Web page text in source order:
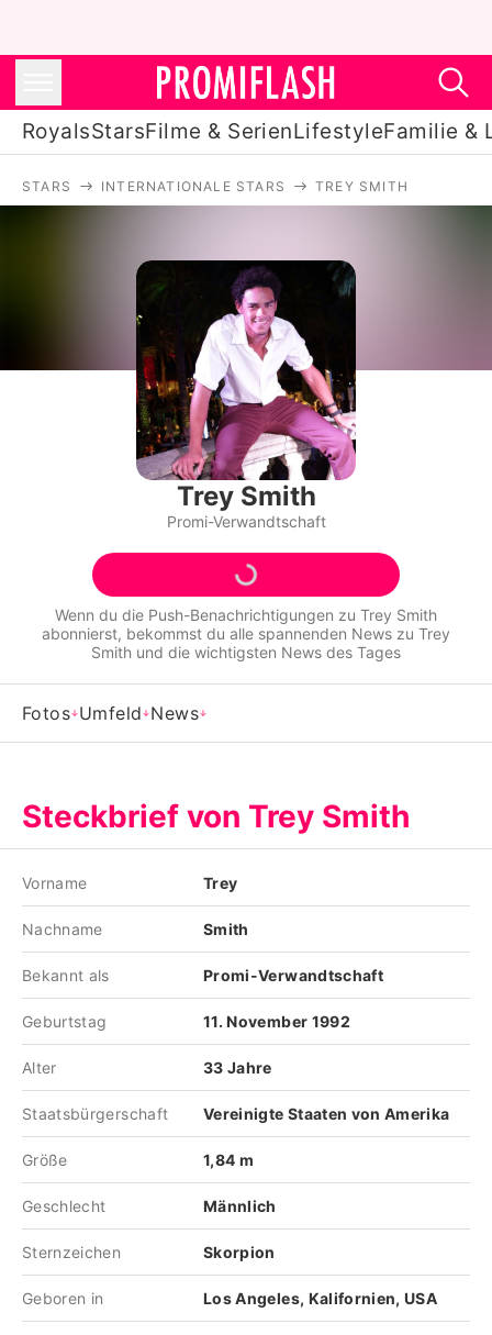
RoyalsStarsFilme & SerienLifestyleFamilie &
Filme & Serien
Lifestyle
Familie & Liebe
Promiflash Exklusiv
Alle Themen auf Promiflash
Jobs
App runterladen
Team
Impressum
Nutzungsbedingungen
Utiq verwalten
STARS INTERNATIONALE STARS TREY SMITH
Trey Smith
Promi-Verwandtschaft
Wenn du die Push-Benachrichtigungen zu Trey Smith
abonnierst, bekommst du alle spannenden News zu Trey
Smith und die wichtigsten News des Tages
Fotos Umfeld News
Steckbrief von Trey Smith
Vorname Trey
Nachname Smith
Bekannt als Promi-Verwandtschaft
Geburtstag 11. November 1992
Alter 33 Jahre
Staatsbürgerschaft Vereinigte Staaten von Amerika
Größe 1,84 m
Geschlecht Männlich
Sternzeichen Skorpion
Geboren in Los Angeles, Kalifornien, USA